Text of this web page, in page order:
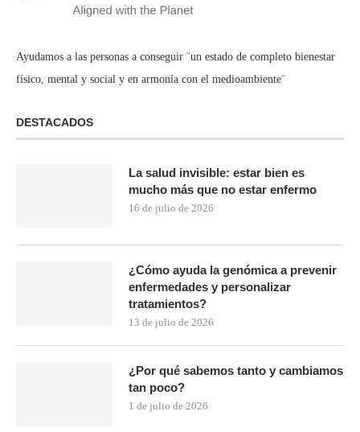
Ayudamos a las personas a conseguir ¨un estado de completo bienestar
físico, mental y social y en armonía con el medioambiente¨
DESTACADOS
La salud invisible: estar bien es
mucho más que no estar enfermo
16 de julio de 2026
¿Cómo ayuda la genómica a prevenir
enfermedades y personalizar
tratamientos?
13 de julio de 2026
¿Por qué sabemos tanto y cambiamos
tan poco?
1 de julio de 2026